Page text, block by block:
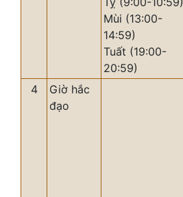
Mùi (13:00-
14:59)
Tuất (19:00-
20:59)
4
Giờ hắc
đạo